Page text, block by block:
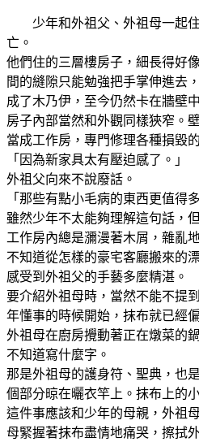
少年和外祖父、外祖母一起
亡。
他們住的三層樓房子，細長得好
間的縫隙只能勉強把手掌伸進去
成了木乃伊，至今仍然卡在牆壁
房子內部當然和外觀同樣狹窄。
當成工作房，專門修理各種損毀
「因為新家具太有壓迫感了。」
外祖父向來不說廢話。
「那些有點小毛病的東西更值得
雖然少年不太能夠理解這句話，
工作房內總是瀰漫著木屑，雜亂
不知道從怎樣的豪宅客廳搬來的
感受到外祖父的手藝多麼精湛。
要介紹外祖母時，當然不能不提
年懂事的時候開始，抹布就已經
外祖母在廚房攪動著正在燉菜的
不知道寫什麼字。
那是外祖母的護身符、聖典，也
個部分晾在曬衣竿上。抹布上的
這件事應該和少年的母親，外祖
母緊握著抹布盡情地痛哭，擦拭